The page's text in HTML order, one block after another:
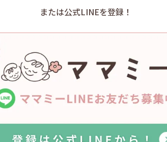
または公式LINEを登録！